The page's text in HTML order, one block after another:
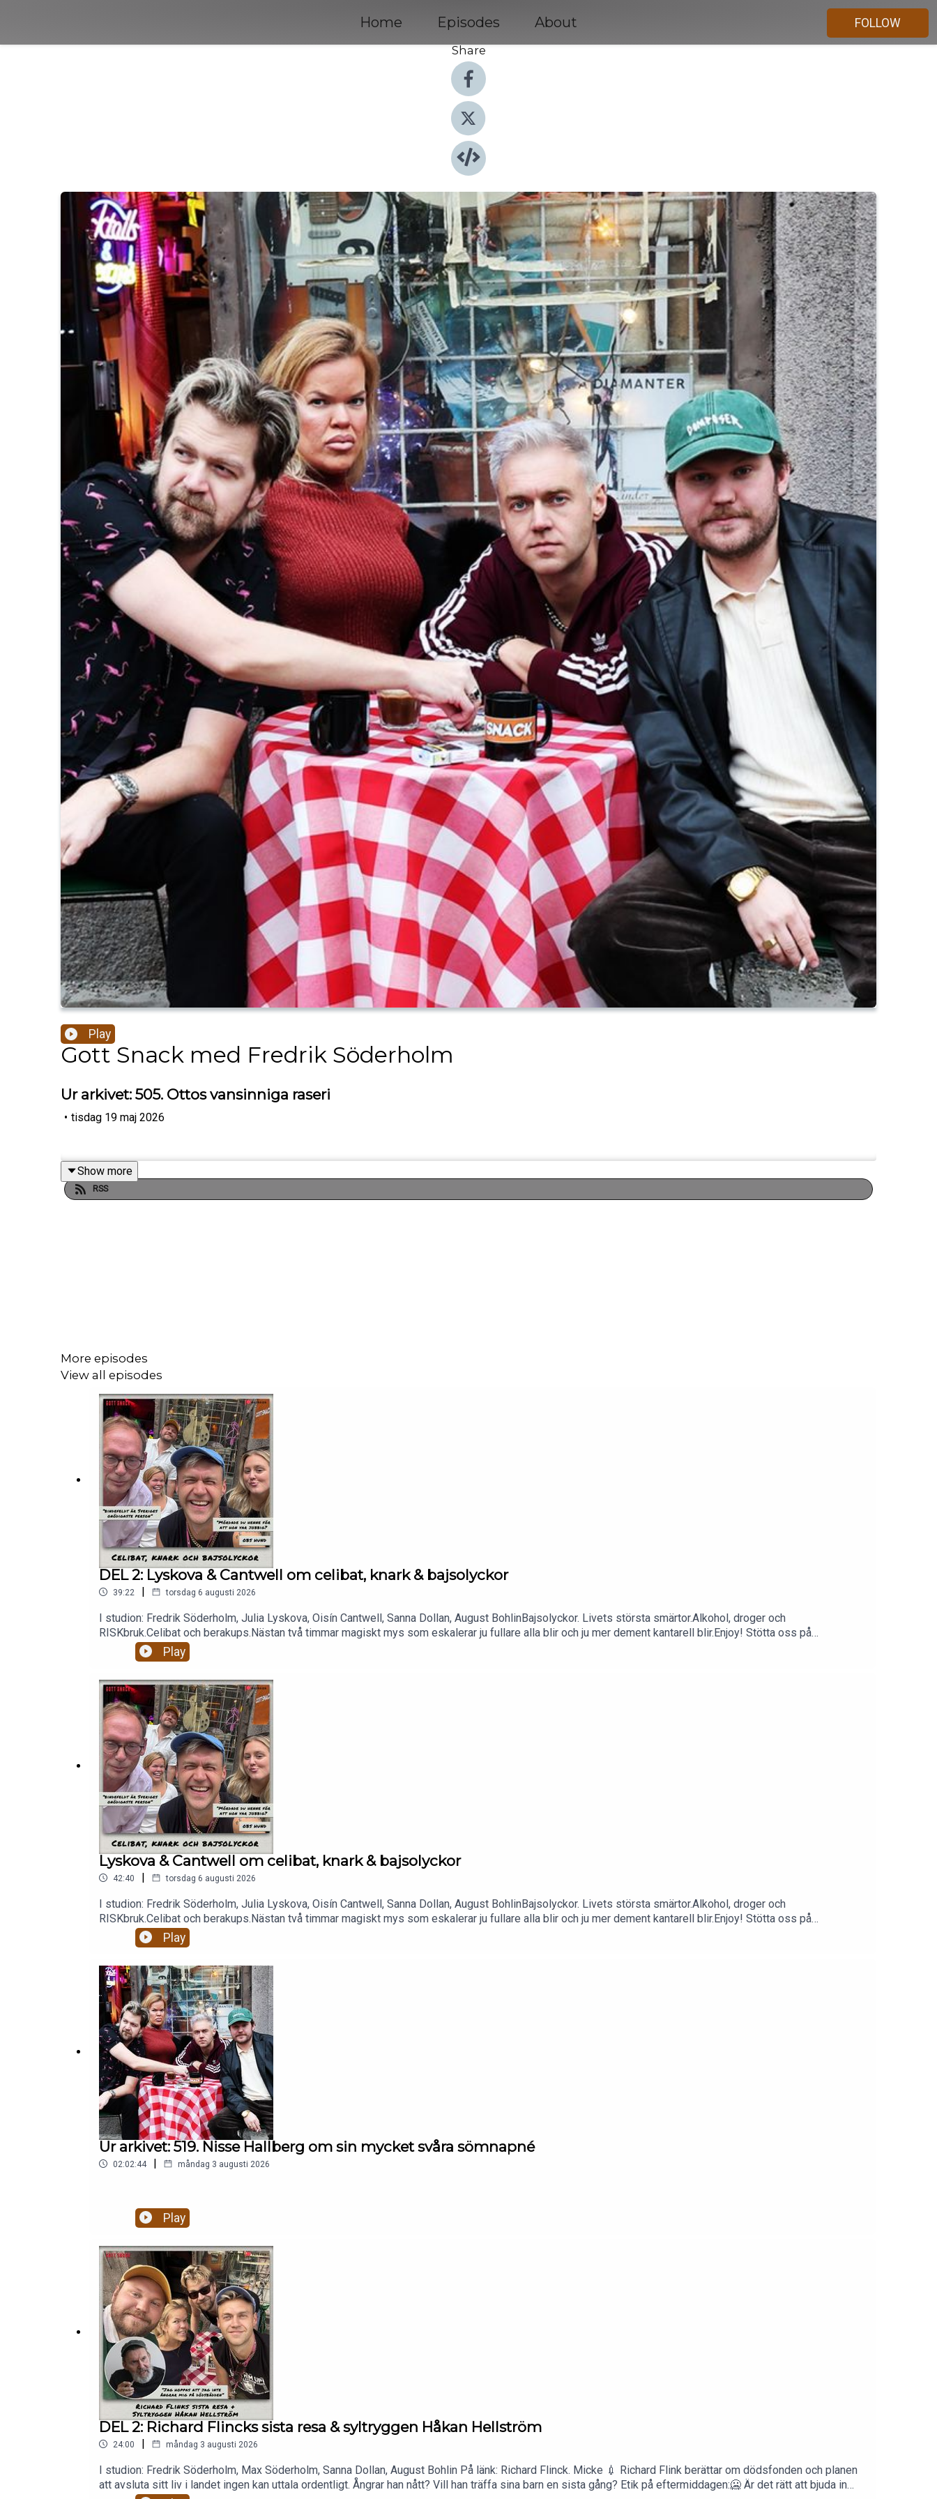
Home Episodes About
FOLLOW
Share
Play
Gott Snack med Fredrik Söderholm
Ur arkivet: 505. Ottos vansinniga raseri
• tisdag 19 maj 2026
Show more
RSS
More episodes
View all episodes
DEL 2: Lyskova & Cantwell om celibat, knark & bajsolyckor
39:22 | torsdag 6 augusti 2026
I studion: Fredrik Söderholm, Julia Lyskova, Oisín Cantwell, Sanna Dollan, August BohlinBajsolyckor. Livets största smärtor.Alkohol, droger och
RISKbruk.Celibat och berakups.Nästan två timmar magiskt mys som eskalerar ju fullare alla blir och ju mer dement kantarell blir.Enjoy! Stötta oss på
patreon.com/gottsnack och få HELA avsnittet!
Play
Lyskova & Cantwell om celibat, knark & bajsolyckor
42:40 | torsdag 6 augusti 2026
I studion: Fredrik Söderholm, Julia Lyskova, Oisín Cantwell, Sanna Dollan, August BohlinBajsolyckor. Livets största smärtor.Alkohol, droger och
RISKbruk.Celibat och berakups.Nästan två timmar magiskt mys som eskalerar ju fullare alla blir och ju mer dement kantarell blir.Enjoy! Stötta oss på
patreon.com/gottsnack och få HELA avsnittet!
Play
Ur arkivet: 519. Nisse Hallberg om sin mycket svåra sömnapné
02:02:44 | måndag 3 augusti 2026
Play
DEL 2: Richard Flincks sista resa & syltryggen Håkan Hellström
24:00 | måndag 3 augusti 2026
I studion: Fredrik Söderholm, Max Söderholm, Sanna Dollan, August Bohlin På länk: Richard Flinck. Micke 💉 Richard Flink berättar om dödsfonden och planen
att avsluta sitt liv i landet ingen kan uttala ordentligt. Ångrar han nått? Vill han träffa sina barn en sista gång? Etik på eftermiddagen:🥶 Är det rätt att bjuda in